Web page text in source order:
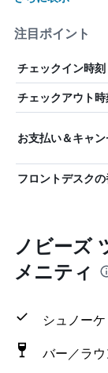
注目ポイント
チェックイン時刻
チェックアウト時
お支払い＆キャ
フロントデスク
ノビーズ
メニティ
シュノー
バー／ラ